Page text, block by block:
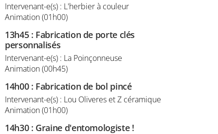
Intervenant-e(s) : L'herbier à couleur
Animation (01h00)
13h45: Fabrication de porte clés
personnalisés
Intervenant-e(s) : La Poinçonneuse
Animation (00h45)
14h00: Fabrication de bol pincé
Intervenant-e(s) : Lou Oliveres et Z céramique
Animation (01h00)
14h30: Graine d'entomologiste !